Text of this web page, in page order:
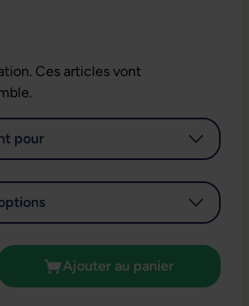
Ces articles vont
pour
: Entrez la quantité
Ajouter au panier